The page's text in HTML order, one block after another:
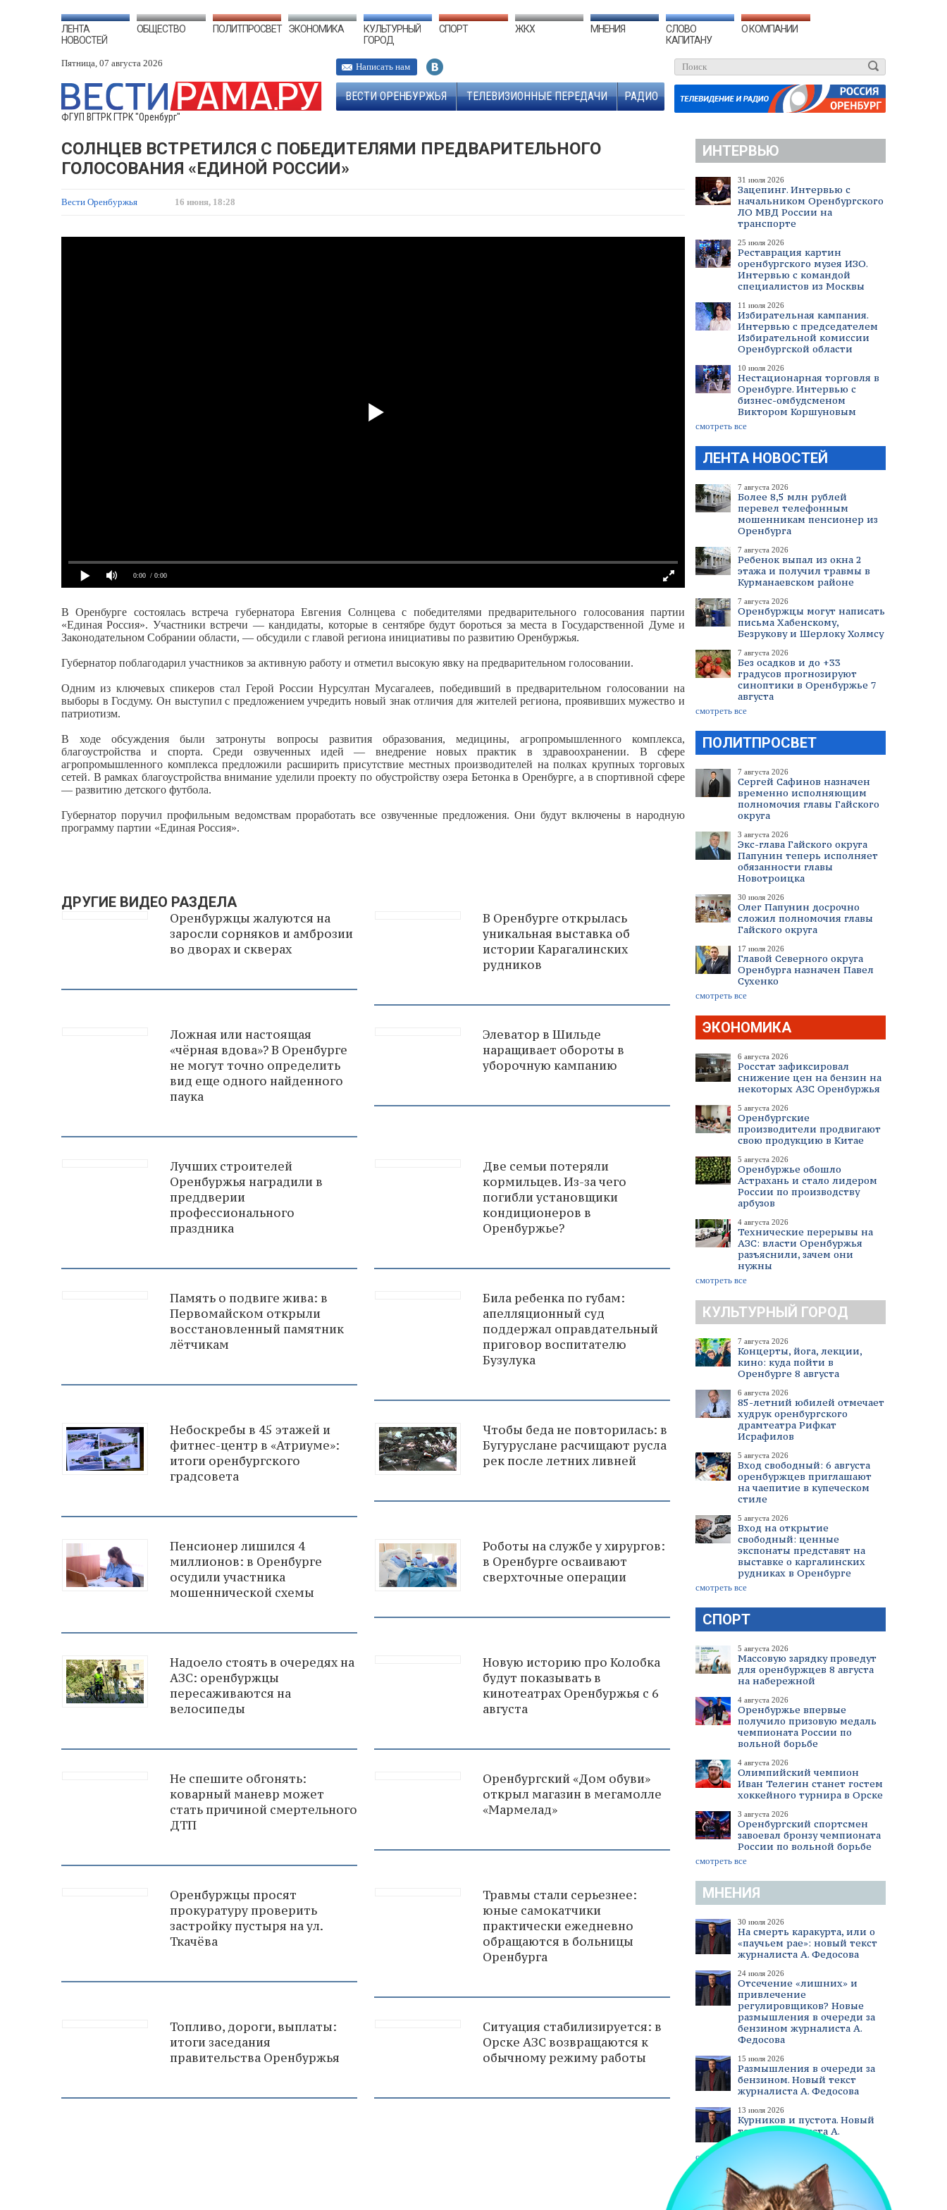
ЛЕНТА
НОВОСТЕЙ
ОБЩЕСТВО ПОЛИТПРОСВЕТ ЭКОНОМИКА
КУЛЬТУРНЫЙ
ГОРОД
СПОРТ ЖКХ МНЕНИЯ
СЛОВО
КАПИТАНУ
О КОМПАНИИ
Пятница, 07 августа 2026
ФГУП ВГТРК ГТРК "Оренбург"
Написать нам
ВЕСТИ ОРЕНБУРЖЬЯ ТЕЛЕВИЗИОННЫЕ ПЕРЕДАЧИ РАДИО
ИНТЕРВЬЮ
31 июля 2026
Зацепинг. Интервью с
начальником Оренбургского
ЛО МВД России на
транспорте
25 июля 2026
Реставрация картин
оренбургского музея ИЗО.
Интервью с командой
специалистов из Москвы
11 июля 2026
Избирательная кампания.
Интервью с председателем
Избирательной комиссии
Оренбургской области
10 июля 2026
Нестационарная торговля в
Оренбурге. Интервью с
бизнес-омбудсменом
Виктором Коршуновым
смотреть все
ЛЕНТА НОВОСТЕЙ
7 августа 2026
Более 8,5 млн рублей
перевел телефонным
мошенникам пенсионер из
Оренбурга
7 августа 2026
Ребенок выпал из окна 2
этажа и получил травмы в
Курманаевском районе
7 августа 2026
Оренбуржцы могут написать
письма Хабенскому,
Безрукову и Шерлоку Холмсу
7 августа 2026
Без осадков и до +33
градусов прогнозируют
синоптики в Оренбуржье 7
августа
смотреть все
ПОЛИТПРОСВЕТ
7 августа 2026
Сергей Сафинов назначен
временно исполняющим
полномочия главы Гайского
округа
3 августа 2026
Экс-глава Гайского округа
Папунин теперь исполняет
обязанности главы
Новотроицка
30 июля 2026
Олег Папунин досрочно
сложил полномочия главы
Гайского округа
17 июля 2026
Главой Северного округа
Оренбурга назначен Павел
Сухенко
смотреть все
ЭКОНОМИКА
6 августа 2026
Росстат зафиксировал
снижение цен на бензин на
некоторых АЗС Оренбуржья
5 августа 2026
Оренбургские
производители продвигают
свою продукцию в Китае
5 августа 2026
Оренбуржье обошло
Астрахань и стало лидером
России по производству
арбузов
4 августа 2026
Технические перерывы на
АЗС: власти Оренбуржья
разъяснили, зачем они
нужны
смотреть все
КУЛЬТУРНЫЙ ГОРОД
7 августа 2026
Концерты, йога, лекции,
кино: куда пойти в
Оренбурге 8 августа
6 августа 2026
85-летний юбилей отмечает
худрук оренбургского
драмтеатра Рифкат
Исрафилов
5 августа 2026
Вход свободный: 6 августа
оренбуржцев приглашают
на чаепитие в купеческом
стиле
5 августа 2026
Вход на открытие
свободный: ценные
экспонаты представят на
выставке о каргалинских
рудниках в Оренбурге
смотреть все
СПОРТ
5 августа 2026
Массовую зарядку проведут
для оренбуржцев 8 августа
на набережной
4 августа 2026
Оренбуржье впервые
получило призовую медаль
чемпионата России по
вольной борьбе
4 августа 2026
Олимпийский чемпион
Иван Телегин станет гостем
хоккейного турнира в Орске
3 августа 2026
Оренбургский спортсмен
завоевал бронзу чемпионата
России по вольной борьбе
смотреть все
МНЕНИЯ
30 июля 2026
На смерть каракурта, или о
«паучьем рае»: новый текст
журналиста А. Федосова
24 июля 2026
Отсечение «лишних» и
привлечение
регулировщиков? Новые
размышления в очереди за
бензином журналиста А.
Федосова
15 июля 2026
Размышления в очереди за
бензином. Новый текст
журналиста А. Федосова
13 июля 2026
Курников и пустота. Новый
текст журналиста А.
Федосова
смотреть все
СОЛНЦЕВ ВСТРЕТИЛСЯ С ПОБЕДИТЕЛЯМИ ПРЕДВАРИТЕЛЬНОГО
ГОЛОСОВАНИЯ «ЕДИНОЙ РОССИИ»
Вести Оренбуржья 16 июня, 18:28
0:00 / 0:00
В Оренбурге состоялась встреча губернатора Евгения Солнцева с победителями предварительного голосования партии
«Единая Россия». Участники встречи — кандидаты, которые в сентябре будут бороться за места в Государственной Думе и
Законодательном Собрании области, — обсудили с главой региона инициативы по развитию Оренбуржья.
Губернатор поблагодарил участников за активную работу и отметил высокую явку на предварительном голосовании.
Одним из ключевых спикеров стал Герой России Нурсултан Мусагалеев, победивший в предварительном голосовании на
выборы в Госдуму. Он выступил с предложением учредить новый знак отличия для жителей региона, проявивших мужество и
патриотизм.
В ходе обсуждения были затронуты вопросы развития образования, медицины, агропромышленного комплекса,
благоустройства и спорта. Среди озвученных идей — внедрение новых практик в здравоохранении. В сфере
агропромышленного комплекса предложили расширить присутствие местных производителей на полках крупных торговых
сетей. В рамках благоустройства внимание уделили проекту по обустройству озера Бетонка в Оренбурге, а в спортивной сфере
— развитию детского футбола.
Губернатор поручил профильным ведомствам проработать все озвученные предложения. Они будут включены в народную
программу партии «Единая Россия».
ДРУГИЕ ВИДЕО РАЗДЕЛА
Оренбуржцы жалуются на
заросли сорняков и амброзии
во дворах и скверах
В Оренбурге открылась
уникальная выставка об
истории Карагалинских
рудников
Ложная или настоящая
«чёрная вдова»? В Оренбурге
не могут точно определить
вид еще одного найденного
паука
Элеватор в Шильде
наращивает обороты в
уборочную кампанию
Лучших строителей
Оренбуржья наградили в
преддверии
профессионального
праздника
Две семьи потеряли
кормильцев. Из-за чего
погибли установщики
кондиционеров в
Оренбуржье?
Память о подвиге жива: в
Первомайском открыли
восстановленный памятник
лётчикам
Била ребенка по губам:
апелляционный суд
поддержал оправдательный
приговор воспитателю
Бузулука
Небоскребы в 45 этажей и
фитнес-центр в «Атриуме»:
итоги оренбургского
градсовета
Чтобы беда не повторилась: в
Бугуруслане расчищают русла
рек после летних ливней
Пенсионер лишился 4
миллионов: в Оренбурге
осудили участника
мошеннической схемы
Роботы на службе у хирургов:
в Оренбурге осваивают
сверхточные операции
Надоело стоять в очередях на
АЗС: оренбуржцы
пересаживаются на
велосипеды
Новую историю про Колобка
будут показывать в
кинотеатрах Оренбуржья с 6
августа
Не спешите обгонять:
коварный маневр может
стать причиной смертельного
ДТП
Оренбургский «Дом обуви»
открыл магазин в мегамолле
«Мармелад»
Оренбуржцы просят
прокуратуру проверить
застройку пустыря на ул.
Ткачёва
Травмы стали серьезнее:
юные самокатчики
практически ежедневно
обращаются в больницы
Оренбурга
Топливо, дороги, выплаты:
итоги заседания
правительства Оренбуржья
Ситуация стабилизируется: в
Орске АЗС возвращаются к
обычному режиму работы